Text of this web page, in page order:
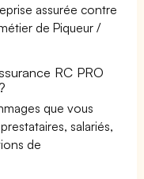
assurée contre
de Piqueur /
RC PRO
que vous
salariés,
de